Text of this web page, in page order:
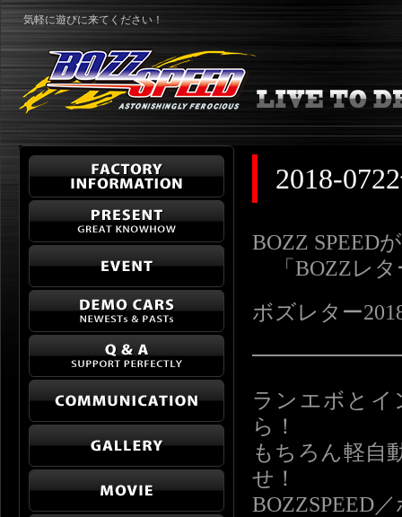
気軽に遊びに来てください！
2018-
BOZZ SPEED
「BOZZレタ
ボズレター
ランエボとイ
ら！
もちろん軽自
せ！
BOZZSPEED